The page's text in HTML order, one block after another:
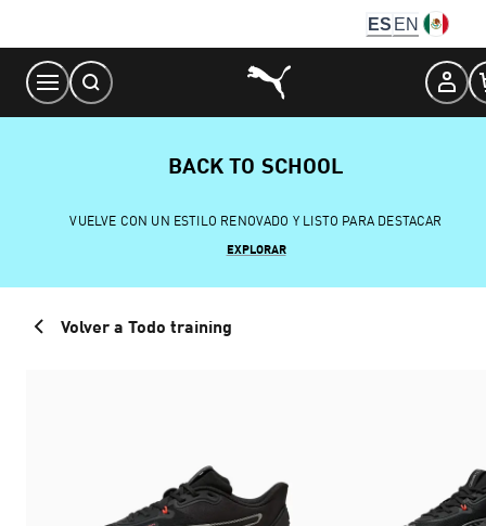
Content
ES EN
BACK TO SCHOOL
VUELVE CON UN ESTILO RENOVADO Y LISTO PARA DESTACAR
EXPLORAR
Volver a Todo training